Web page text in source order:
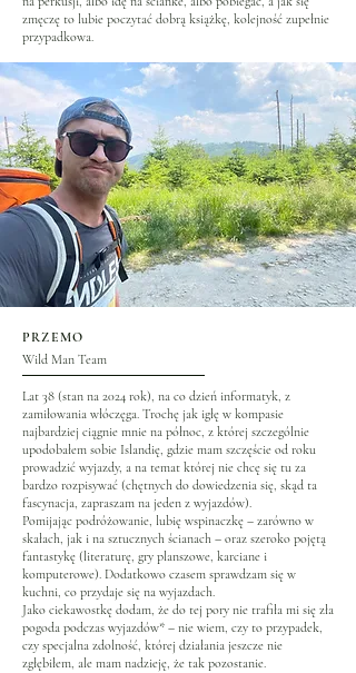
zmęczę to lubie poczytać dobrą książkę, kolejność zupełnie
przypadkowa.
PRZEMO
Wild Man Team
Lat 38 (stan na 2024 rok), na co dzień informatyk, z
zamiłowania włóczęga. Trochę jak igłę w kompasie
najbardziej ciągnie mnie na północ, z której szczególnie
upodobałem sobie Islandię, gdzie mam szczęście od roku
prowadzić wyjazdy, a na temat której nie chcę się tu za
bardzo rozpisywać (chętnych do dowiedzenia się, skąd ta
fascynacja, zapraszam na jeden z wyjazdów).
Pomijając podróżowanie, lubię wspinaczkę – zarówno w
skałach, jak i na sztucznych ścianach – oraz szeroko pojętą
fantastykę (literaturę, gry planszowe, karciane i
komputerowe). Dodatkowo czasem sprawdzam się w
kuchni, co przydaje się na wyjazdach.
Jako ciekawostkę dodam, że do tej pory nie trafiła mi się zła
pogoda podczas wyjazdów* – nie wiem, czy to przypadek,
czy specjalna zdolność, której działania jeszcze nie
zgłębiłem, ale mam nadzieję, że tak pozostanie.